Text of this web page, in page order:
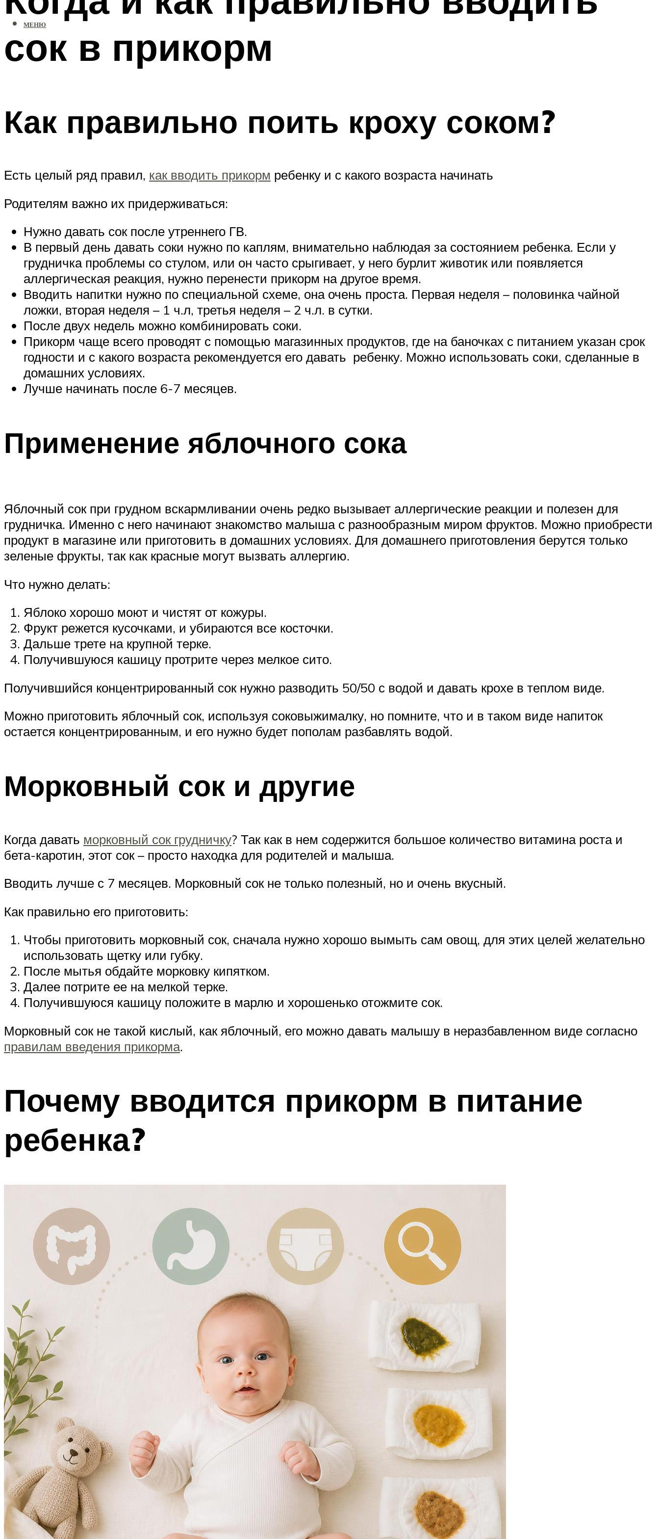
МЕНЮ
сок в прикорм
Как правильно поить кроху соком?
Есть целый ряд правил, как вводить прикорм ребенку и с какого возраста начинать
Родителям важно их придерживаться:
Нужно давать сок после утреннего ГВ.
В первый день давать соки нужно по каплям, внимательно наблюдая за состоянием ребенка. Если у
грудничка проблемы со стулом, или он часто срыгивает, у него бурлит животик или появляется
аллергическая реакция, нужно перенести прикорм на другое время.
Вводить напитки нужно по специальной схеме, она очень проста. Первая неделя – половинка чайной
ложки, вторая неделя – 1 ч.л, третья неделя – 2 ч.л. в сутки.
После двух недель можно комбинировать соки.
Прикорм чаще всего проводят с помощью магазинных продуктов, где на баночках с питанием указан срок
годности и с какого возраста рекомендуется его давать ребенку. Можно использовать соки, сделанные в
домашних условиях.
Лучше начинать после 6-7 месяцев.
Применение яблочного сока
Яблочный сок при грудном вскармливании очень редко вызывает аллергические реакции и полезен для
грудничка. Именно с него начинают знакомство малыша с разнообразным миром фруктов. Можно приобрести
продукт в магазине или приготовить в домашних условиях. Для домашнего приготовления берутся только
зеленые фрукты, так как красные могут вызвать аллергию.
Что нужно делать:
Яблоко хорошо моют и чистят от кожуры.
Фрукт режется кусочками, и убираются все косточки.
Дальше трете на крупной терке.
Получившуюся кашицу протрите через мелкое сито.
Получившийся концентрированный сок нужно разводить 50/50 с водой и давать крохе в теплом виде.
Можно приготовить яблочный сок, используя соковыжималку, но помните, что и в таком виде напиток
остается концентрированным, и его нужно будет пополам разбавлять водой.
Морковный сок и другие
Когда давать морковный сок грудничку? Так как в нем содержится большое количество витамина роста и
бета-каротин, этот сок – просто находка для родителей и малыша.
Вводить лучше с 7 месяцев. Морковный сок не только полезный, но и очень вкусный.
Как правильно его приготовить:
Чтобы приготовить морковный сок, сначала нужно хорошо вымыть сам овощ, для этих целей желательно
использовать щетку или губку.
После мытья обдайте морковку кипятком.
Далее потрите ее на мелкой терке.
Получившуюся кашицу положите в марлю и хорошенько отожмите сок.
Морковный сок не такой кислый, как яблочный, его можно давать малышу в неразбавленном виде согласно
правилам введения прикорма.
Почему вводится прикорм в питание
ребенка?